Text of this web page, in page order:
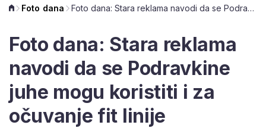
Foto dana Foto dana: Stara reklama navodi da se Podravkine juhe mogu koristiti i za očuvanje fit linije
Foto dana: Stara reklama
navodi da se Podravkine
juhe mogu koristiti i za
očuvanje fit linije